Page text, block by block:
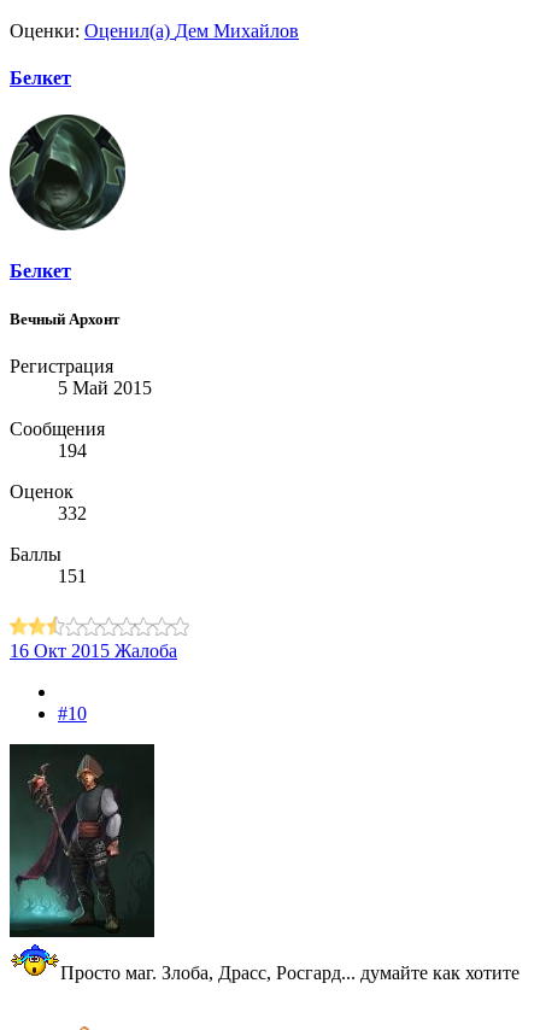
Оценки: Оценил(а) Дем Михайлов
Белкет
Белкет
Вечный Архонт
Регистрация
5 Май 2015
Сообщения
194
Оценок
332
Баллы
151
16 Окт 2015 Жалоба
#10
Просто маг. Злоба, Драсс, Росгард... думайте как хотите